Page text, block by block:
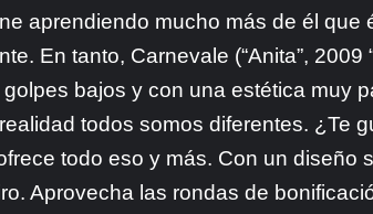
aprendiendo mucho más de él
En tanto, Carnevale (“Anita”,
bajos y con una estética muy
todos somos diferentes. ¿Te
todo eso y más. Con un diseño
Aprovecha las rondas de